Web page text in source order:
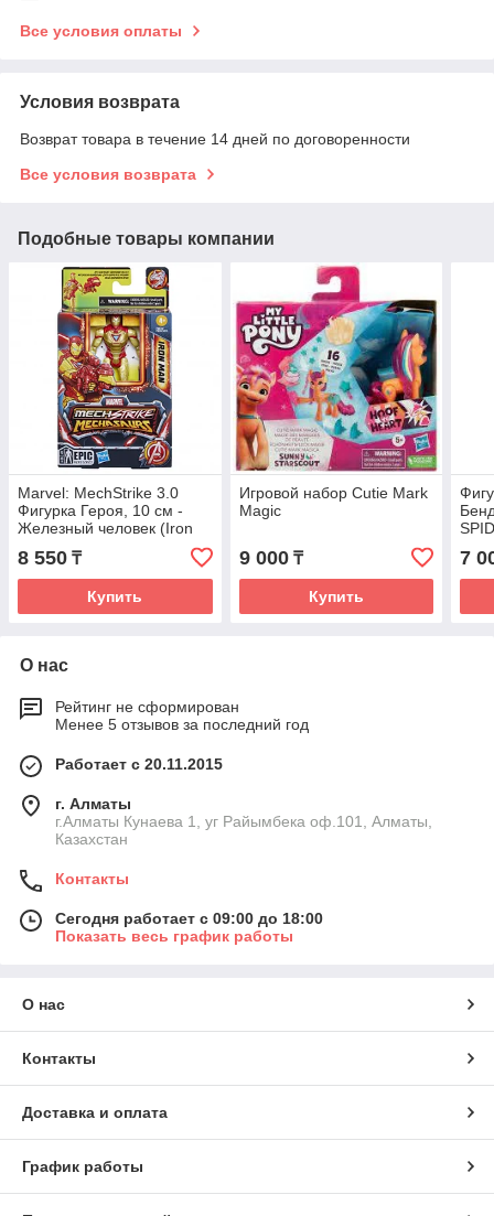
Все условия оплаты
Условия возврата
Возврат товара в течение 14 дней по договоренности
Все условия возврата
Подобные товары компании
Marvel: MechStrike 3.0
Фигурка Героя, 10 см -
Железный человек (Iron
8 550 ₸
Купить
Игровой набор Cutie Mark
Magic
9 000₸
Купить
7
О нас
Рейтинг не сформирован
Менее 5 отзывов за последний год
Работает с 20.11.2015
г. Алматы
г.Алматы Кунаева 1, уг Райымбека оф.101, Алматы,
Казахстан
Контакты
Сегодня работает с 09:00 до 18:00
Показать весь график работы
О нас
Контакты
Доставка и оплата
График работы